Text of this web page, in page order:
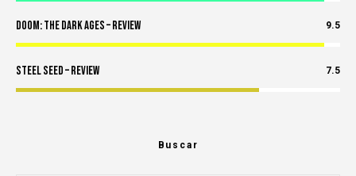
Doom: The Dark Ages – Review 9.5
Steel Seed – Review 7.5
Buscar